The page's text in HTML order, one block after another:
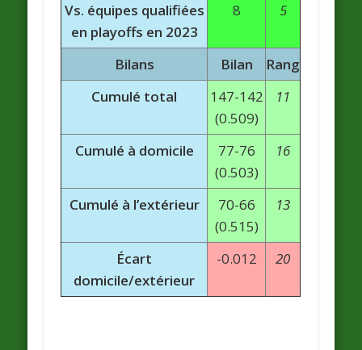
Vs. équipes qualifiées
en playoffs en 2023
8 5
Bilans Bilan
Rang
Cumulé total
147-142
(0.509)
11
Cumulé à domicile
77-76
(0.503)
16
Cumulé à l’extérieur
70-66
(0.515)
13
Écart
domicile/extérieur
-0.012 20